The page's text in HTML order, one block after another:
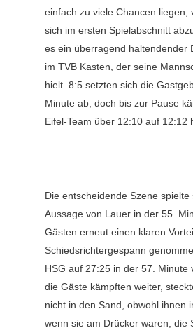
einfach zu viele Chancen liegen,
sich im ersten Spielabschnitt
es ein überragend haltendender
im TVB Kasten, der seine
hielt. 8:5 setzten sich die
Minute ab, doch bis zur Pause
Eifel-Team über 12:10 auf 12:12
Die entscheidende Szene spielte
Aussage von Lauer in der 55.
Gästen erneut einen klaren
Schiedsrichtergespann
HSG auf 27:25 in der 57. Minute
die Gäste kämpften weiter,
nicht in den Sand, obwohl ihnen
wenn sie am Drücker waren, die